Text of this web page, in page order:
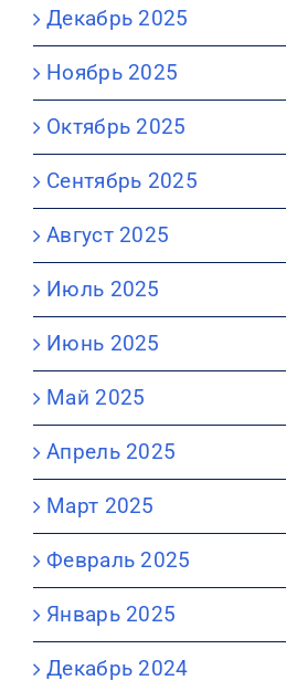
Декабрь 2025
Ноябрь 2025
Октябрь 2025
Сентябрь 2025
Август 2025
Июль 2025
Июнь 2025
Май 2025
Апрель 2025
Март 2025
Февраль 2025
Январь 2025
Декабрь 2024